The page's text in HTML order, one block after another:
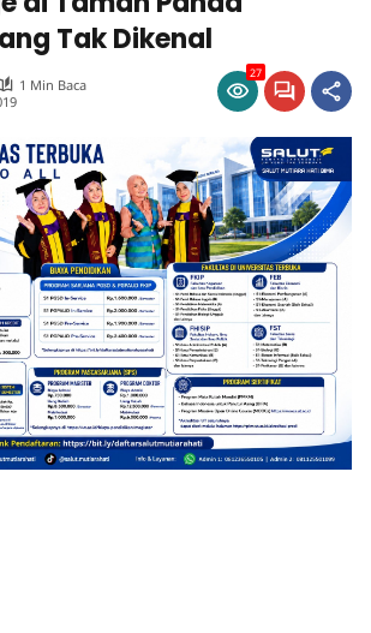
Tak Dikenal
1 Min Baca
27